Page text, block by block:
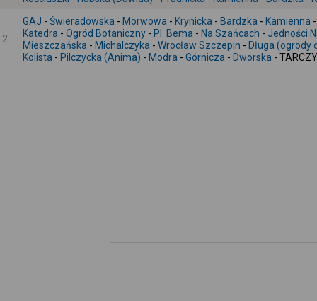
2
GAJ - Świeradowska - Morwowa - Krynicka - Bardzka - Kamienna
Katedra - Ogród Botaniczny - Pl. Bema - Na Szańcach - Jedności
Mieszczańska - Michalczyka - Wrocław Szczepin - Długa (ogrody
Kolista - Pilczycka (Anima) - Modra - Górnicza - Dworska -